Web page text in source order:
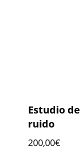
Estudio de
ruido
200,00€